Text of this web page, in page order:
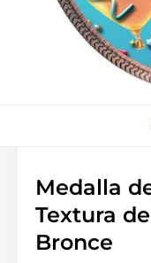
Medalla
Textura
Bronce